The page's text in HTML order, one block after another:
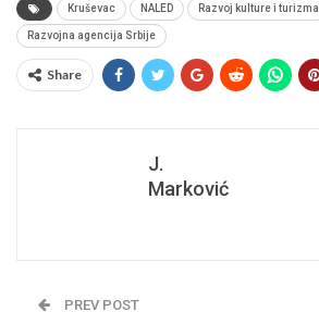
Kruševac NALED Razvoj kulture i turizma
Razvojna agencija Srbije
Share
J.
Marković
PREV POST